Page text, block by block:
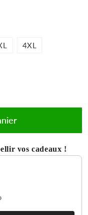
4XL
vos cadeaux !
through